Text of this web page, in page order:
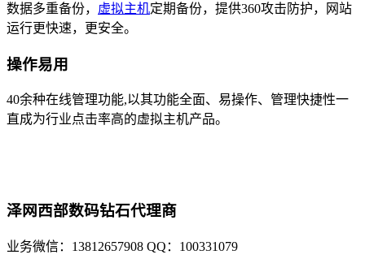
数据多重备份， 虚拟主机定期备份，提供360攻击防护，网站
运行更快速，更安全。
操作易用
40余种在线管理功能,以其功能全面、易操作、管理快捷性一
直成为行业点击率高的虚拟主机产品。
泽网西部数码钻石代理商
业务微信：13812657908 QQ：100331079